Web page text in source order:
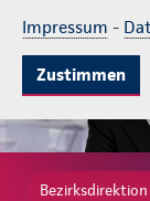
Impressum -
Zustimmen